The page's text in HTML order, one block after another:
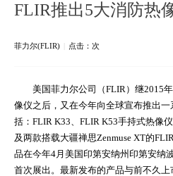
FLIR推出5大消防热
菲力尔(FLIR) 点击： 次
美国菲力尔公司（FLIR）继2015
像仪之后，又在今年向全球宣布推出
括：FLIR K33、FLIR K53手持式热像
及两款搭载大疆禅思Zenmuse XT的
品在今年4月美国印第安纳州印第安纳
首次展出。最新发布的产品与前不久